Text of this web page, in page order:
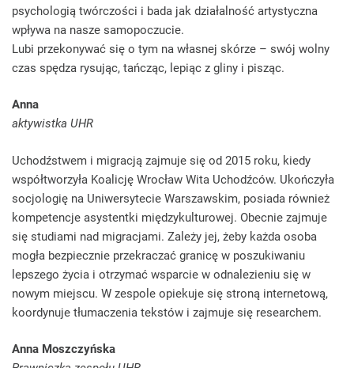
psychologią twórczości i bada jak działalność artystyczna
wpływa na nasze samopoczucie.
Lubi przekonywać się o tym na własnej skórze – swój wolny
czas spędza rysując, tańcząc, lepiąc z gliny i pisząc.
Anna
aktywistka UHR
Uchodźstwem i migracją zajmuje się od 2015 roku, kiedy
współtworzyła Koalicję Wrocław Wita Uchodźców. Ukończyła
socjologię na Uniwersytecie Warszawskim, posiada również
kompetencje asystentki międzykulturowej. Obecnie zajmuje
się studiami nad migracjami. Zależy jej, żeby każda osoba
mogła bezpiecznie przekraczać granicę w poszukiwaniu
lepszego życia i otrzymać wsparcie w odnalezieniu się w
nowym miejscu. W zespole opiekuje się stroną internetową,
koordynuje tłumaczenia tekstów i zajmuje się researchem.
Anna Moszczyńska